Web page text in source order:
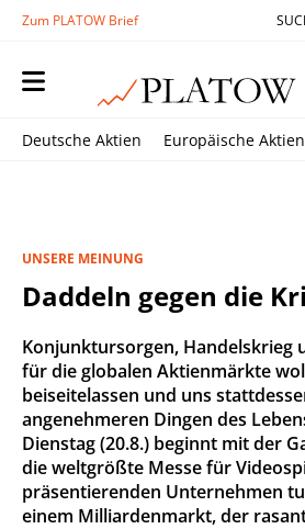
Zum PLATOW Brief
Deutsche Aktien Europäische Aktien
UNSERE MEINUNG
Daddeln gegen die
Konjunktursorgen, Handelskrieg
für die globalen Aktienmärkte
beiseitelassen und uns
angenehmeren Dingen des
Dienstag (20.8.) beginnt mit der
die weltgrößte Messe für
präsentierenden Unternehmen
einem Milliardenmarkt, der